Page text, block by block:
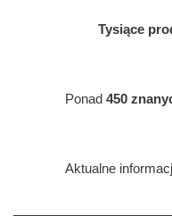
Tysiące
Ponad 450
Aktualne